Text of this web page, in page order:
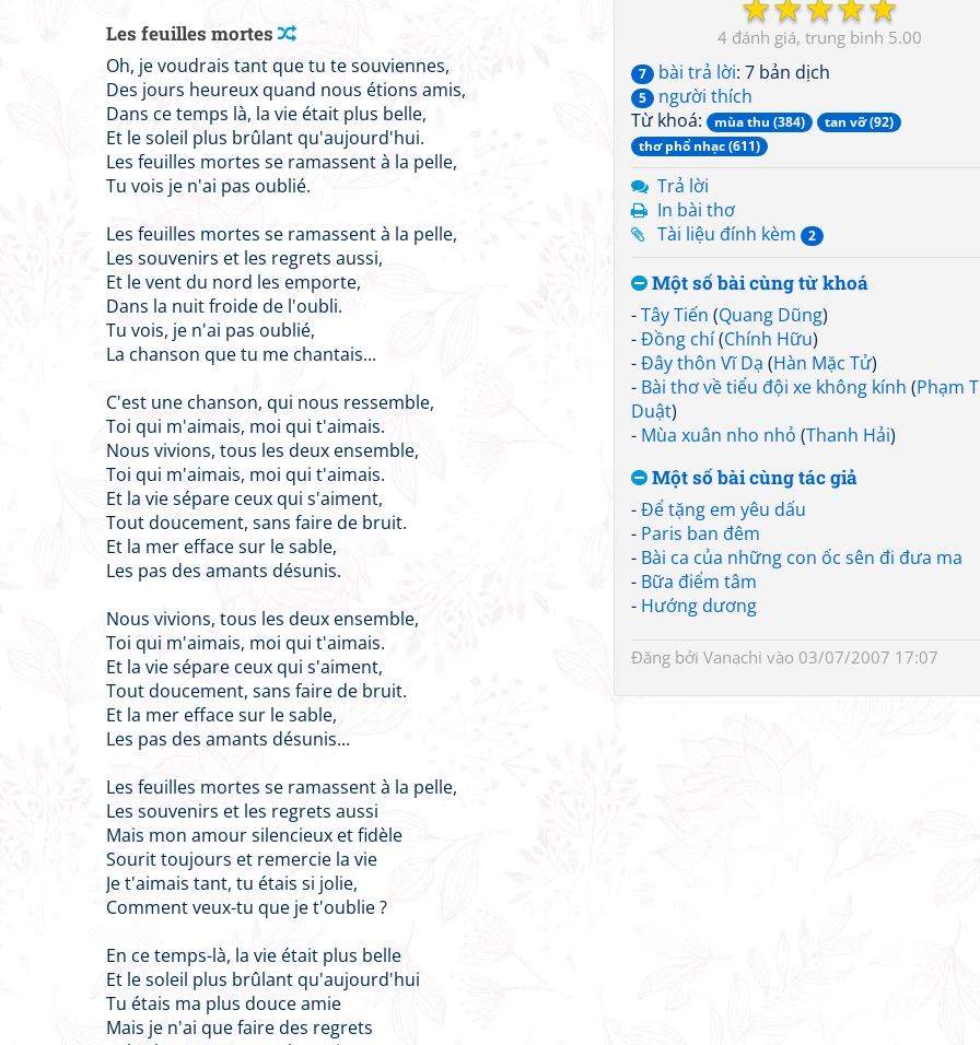
4 5.00
7 bài trả lời: 7 bản dịch
5
người thích
Từ khoá:
mùa thu (384)
tan vỡ (92)
thơ phổ nhạc (611)
Trả lời
In bài thơ
Tài liệu đính kèm
2
Một số bài cùng từ khoá
-Tây Tiến (Quang Dũng)
-Đồng chí(Chính Hữu)
-Đây thôn Vĩ Dạ (Hàn Mặc Tử)
- Bài thơ về tiểu đội xe không kính (Phạm
Duật)
- Mùa xuân nho nhỏ (Thanh Hải)
Một số bài cùng tác giả
-Để tặng em yêu dấu
- Paris ban đêm
- Bài ca của những con ốc sên đi đưa ma
- Bữa điểm tâm
- Hướng dương
Đăng bởi Vanachi vào 03/07/2007 17:07
Les feuilles mortes
Oh, je voudrais tant que tu te souviennes,
Des jours heureux quand nous étions amis,
Dans ce temps là, la vie était plus belle,
Et le soleil plus brûlant qu'aujourd'hui.
Les feuilles mortes se ramassent à la pelle,
Tu vois je n'ai pas oublié.
Les feuilles mortes se ramassent à la pelle,
Les souvenirs et les regrets aussi,
Et le vent du nord les emporte,
Dans la nuit froide de l'oubli.
Tu vois, je n'ai pas oublié,
La chanson que tu me chantais...
C'est une chanson, qui nous ressemble,
Toi qui m'aimais, moi qui t'aimais.
Nous vivions, tous les deux ensemble,
Toi qui m'aimais, moi qui t'aimais.
Et la vie sépare ceux qui s'aiment,
Tout doucement, sans faire de bruit.
Et la mer efface sur le sable,
Les pas des amants désunis.
Nous vivions, tous les deux ensemble,
Toi qui m'aimais, moi qui t'aimais.
Et la vie sépare ceux qui s'aiment,
Tout doucement, sans faire de bruit.
Et la mer efface sur le sable,
Les pas des amants désunis...
Les feuilles mortes se ramassent à la pelle,
Les souvenirs et les regrets aussi
Mais mon amour silencieux et fidèle
Sourit toujours et remercie la vie
Je t'aimais tant, tu étais si jolie,
Comment veux-tu que je t'oublie ?
En ce temps-là, la vie était plus belle
Et le soleil plus brûlant qu'aujourd'hui
Tu étais ma plus douce amie
Mais je n'ai que faire des regrets